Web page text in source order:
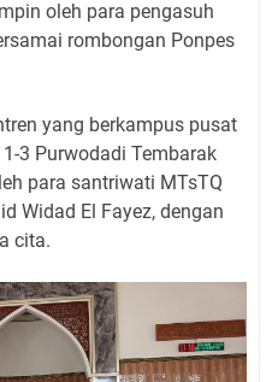
oleh para pengasuh
rombongan Ponpes
yang berkampus pusat
3 Purwodadi Tembarak
para santriwati MTsTQ
Widad El Fayez, dengan
cita.